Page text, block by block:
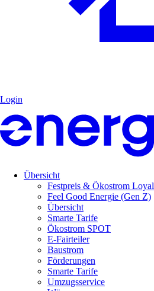
Login
Übersicht
Festpreis & Ökostrom Loyal
Feel Good Energie (Gen Z)
Übersicht
Smarte Tarife
Ökostrom SPOT
E-Fairteiler
Baustrom
Förderungen
Smarte Tarife
Umzugsservice